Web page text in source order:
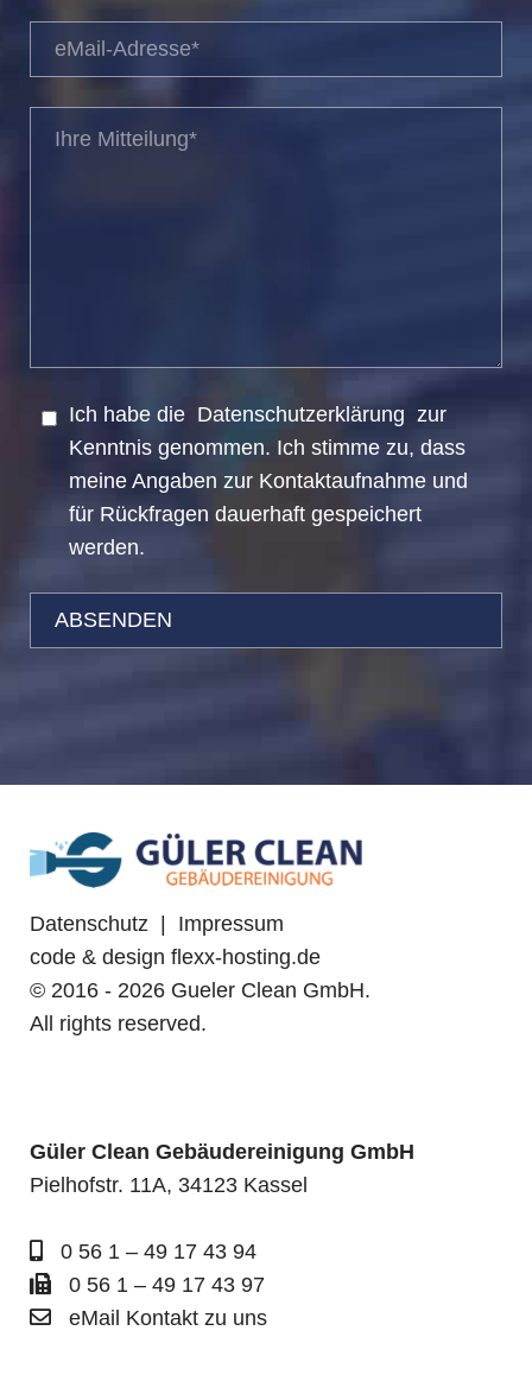
Ich habe die Datenschutzerklärung zur
Kenntnis genommen. Ich stimme zu, dass
meine Angaben zur Kontaktaufnahme und
für Rückfragen dauerhaft gespeichert
werden.
Bitte
lasse
dieses
Bitte
lasse
Datenschutz
Impressum
code & design flexx-hosting.de
© 2016 - 2026 Gueler Clean GmbH.
All rights reserved.
Güler Clean Gebäudereinigung GmbH
Pielhofstr. 11A, 34123 Kassel
0 56 1 – 49 17 43 94
0 56 1 – 49 17 43 97
eMail Kontakt zu uns